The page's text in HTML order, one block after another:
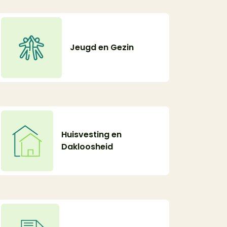
Jeugd en Gezin
Huisvesting en
Dakloosheid